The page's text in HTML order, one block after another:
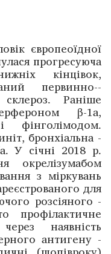
європеоїдної
прогресуюча
кінцівок,
первинно-­
Раніше
β-1а,
фінго­лімодом.
бронхіальна
У січні 2018 р.
окрелізумабом
з міркувань
для
розсіяного
профілактичне
наявність
антигену